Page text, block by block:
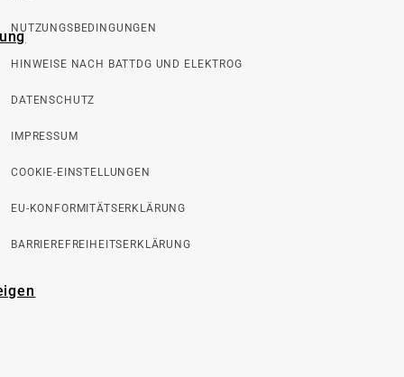
NUTZUNGSBEDINGUNGEN
HINWEISE NACH BATTDG UND ELEKTROG
DATENSCHUTZ
IMPRESSUM
COOKIE-EINSTELLUNGEN
EU-KONFORMITÄTSERKLÄRUNG
BARRIEREFREIHEITSERKLÄRUNG